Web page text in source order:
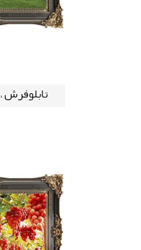
تابلوفرش ، 1200 شانه - 158-2